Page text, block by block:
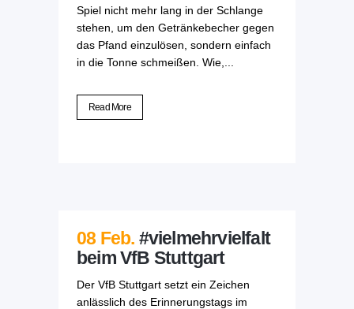
Spiel nicht mehr lang in der Schlange
stehen, um den Getränkebecher gegen
das Pfand einzulösen, sondern einfach
in die Tonne schmeißen. Wie,...
Read More
08 Feb. #vielmehrvielfalt
beim VfB Stuttgart
Der VfB Stuttgart setzt ein Zeichen
anlässlich des Erinnerungstags im